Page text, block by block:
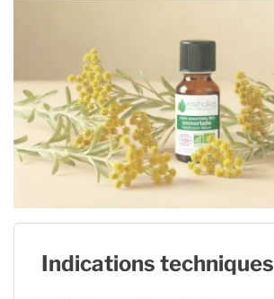
Indications techniques